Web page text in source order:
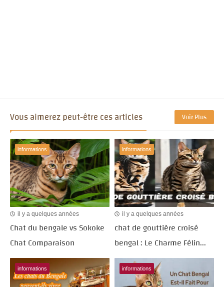
Vous aimerez peut-être ces articles Voir Plus
informations
il y a quelques années
Chat du bengale vs Sokoke
Chat Comparaison
informations
il y a quelques années
chat de gouttière croisé
bengal : Le Charme Félin...
informations informations